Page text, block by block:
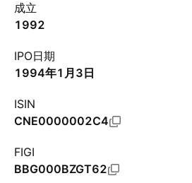
成立
1992
IPO日期
1994年1月3日
ISIN
CNE0000002C4
FIGI
BBG000BZGT62